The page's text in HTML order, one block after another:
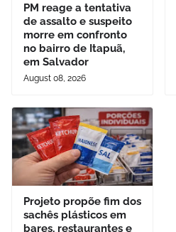
PM reage a tentativa
de assalto e suspeito
morre em confronto
no bairro de Itapuã,
em Salvador
August 08, 2026
Projeto propõe fim dos
sachês plásticos em
bares, restaurantes e